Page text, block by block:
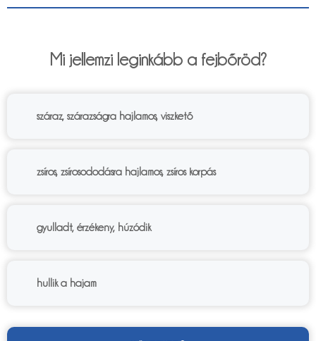
Mi jellemzi leginkább a fejbőröd?
száraz, szárazságra hajlamos, viszkető
zsíros, zsírosododásra hajlamos, zsíros korpás
gyulladt, érzékeny, húzódik
hullik a hajam